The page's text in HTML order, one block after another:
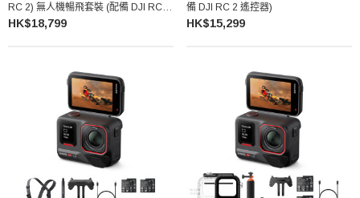
RC 2) 無人機暢飛套裝 (配備 DJI RC 2
遙控器)
HK$18,799
備 DJI RC 2 遙控器)
HK$15,299